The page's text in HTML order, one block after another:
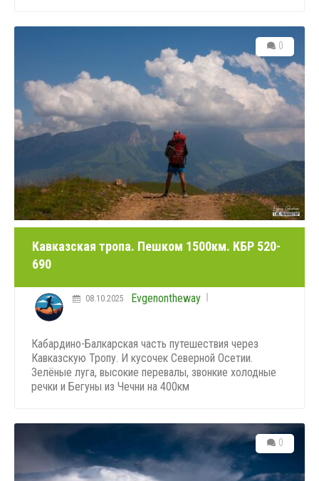
0
Кавказская тропа. Пешком 1500км. КБР 520-
690
Evgenontheway
08.10.2025
Кабардино-Балкарская часть путешествия через
Кавказскую Тропу. И кусочек Северной Осетии.
Зелёные луга, высокие перевалы, звонкие холодные
речки и Бегуны из Чечни на 400км
0